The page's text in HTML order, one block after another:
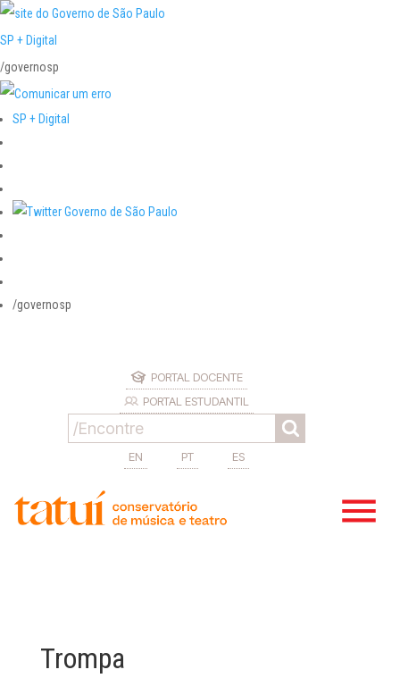
SP + Digital
/governosp
SP + Digital
/governosp
PORTAL DOCENTE
PORTAL ESTUDANTIL
EN PT ES
Trompa